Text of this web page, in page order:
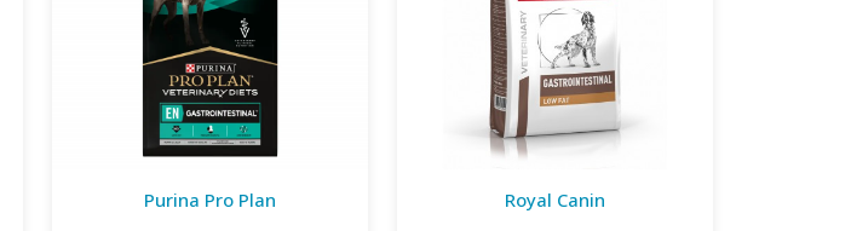
Purina Pro Plan
Royal Canin